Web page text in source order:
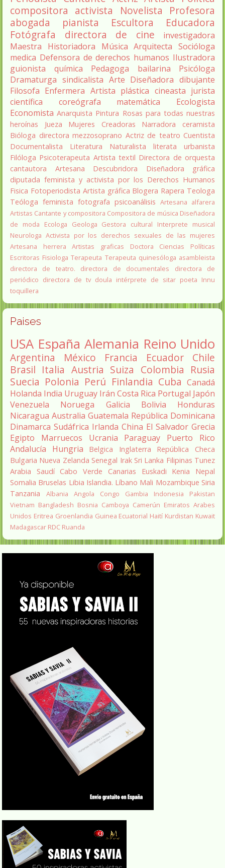
compositora activista Novelista
Profesora
abogada
pianista Escultora
Educadora
Fotógrafa
directora de cine
investigadora
Maestra
Historiadora Música Arquitecta Socióloga
medica Defensora de derechos humanos Ilustradora
guionista
química Pedagoga bailarina
Psicóloga
Dramaturga sindicalista Arte Diseñadora dibujante
Filosofa Enfermera Artista plástica cineasta jurista
científica
coreógrafa matemática
Ecologista
Economista Anarquista Pintura Rosas para todas nuestras
heroínas
Jueza Mujeres Creadoras Narradora
ceramista
Bióloga directora mezzosoprano Actriz de teatro Cuentista
Documentalista
Literatura Naturalista literata
urbanista
Filóloga Psicoterapeuta Artista textil Directora de orquesta
cantautora
Artesana Descubridora
Diseñadora gráfica
diputada feminista y activista por los Derechos Humanos
Fisica Fotoperiodista Artista gráfica Blogera Rapera Teologa
Teóloga feminista fotografa psicoanálisis Artesana alfarera
Artistas Cantante y compositora Compositora de música Diseñadora
de moda
Ecologa Geologa Gestora cultural
Interprete musical
Neurologa Activista por los derechos sexuales de las mujeres
Artesana herrera
Artistas graficas
Doctora Ciencias Políticas
Escritoras Fisiologa Terapeuta Terapeuta quinesóloga asambleista
directora de teatro.
directora de documentales
directora de
periódico directora de tv doula intérprete de sitar poeta Innu
toquillera
Paises
USA España Alemania Reino Unido
Argentina México Francia Ecuador
Chile
Brasil Italia Austria Suiza Colombia Rusia
Suecia Polonia Perú Finlandia Cuba Canadá
Holanda India Uruguay Irán Costa Rica Portugal Japón
Venezuela
Noruega Galicia Bolivia
Honduras
Nicaragua Australia Guatemala República Dominicana
Dinamarca Sudáfrica Irlanda China El Salvador Grecia
Egipto
Marruecos Ucrania Paraguay
Puerto Rico
Andalucía
Hungria Belgica Inglaterra
República Checa
Bulgaria Nueva Zelanda Senegal Irak Sri Lanka Filipinas Tunez
Arabia Saudí Cabo Verde Canarias Euskadi Kenia
Nepal
Somalia Bruselas Libia Islandia. Líbano Mali Mozambique Siria
Tanzania
Albania Angola Congo Gambia Indonesia
Pakistan
Vietnam Bangladesh Bosnia Camboya Camerún Emiratos Arabes
Unidos Eritrea Groenlandia Guinea Ecuatorial Haití Kurdistan Kuwait
Madagascar RDC Ruanda